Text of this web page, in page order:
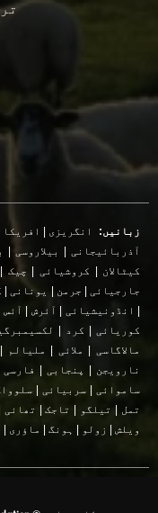
زبانیں: انگریزی |
آذربائیجانی
| بیلاروسی |
کیٹالان | کروشیائی | چیک |
جارجیائی
| جرمن | یونانی |
| انڈونیشیائی | آئرش | آئس
کوریائی
| کرد |
مالاگاسی
| ملائی | ملیالم |
نارویجن | پنجابی | فارسی
ساموائی
| سربیائی |
تمل | تیلگو | تاجک| تھائی
ویلش | زولو | ہونگ | ماؤری |